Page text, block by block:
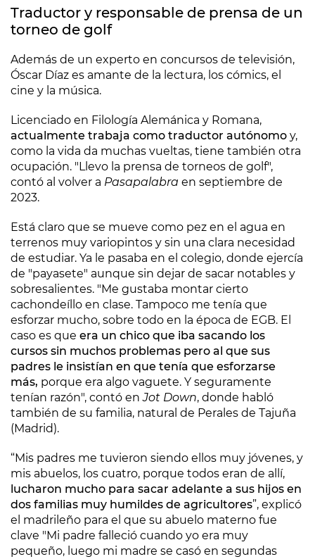
Traductor y responsable de prensa de un
torneo de golf
Además de un experto en concursos de televisión,
Óscar Díaz es amante de la lectura, los cómics, el
cine y la música.
Licenciado en Filología Alemánica y Romana,
actualmente trabaja como traductor autónomo y,
como la vida da muchas vueltas, tiene también otra
ocupación. "Llevo la prensa de torneos de golf",
contó al volver a Pasapalabra en septiembre de
2023.
Está claro que se mueve como pez en el agua en
terrenos muy variopintos y sin una clara necesidad
de estudiar. Ya le pasaba en el colegio, donde ejercía
de "payasete" aunque sin dejar de sacar notables y
sobresalientes. "Me gustaba montar cierto
cachondeíllo en clase. Tampoco me tenía que
esforzar mucho, sobre todo en la época de EGB. El
caso es que era un chico que iba sacando los
cursos sin muchos problemas pero al que sus
padres le insistían en que tenía que esforzarse
más, porque era algo vaguete. Y seguramente
tenían razón", contó enJot Down, donde habló
también de su familia, natural de Perales de Tajuña
(Madrid).
“Mis padres me tuvieron siendo ellos muy jóvenes, y
mis abuelos, los cuatro, porque todos eran de allí,
lucharon mucho para sacar adelante a sus hijos en
dos familias muy humildes de agricultores”, explicó
el madrileño para el que su abuelo materno fue
clave "Mi padre falleció cuando yo era muy
pequeño, luego mi madre se casó en segundas